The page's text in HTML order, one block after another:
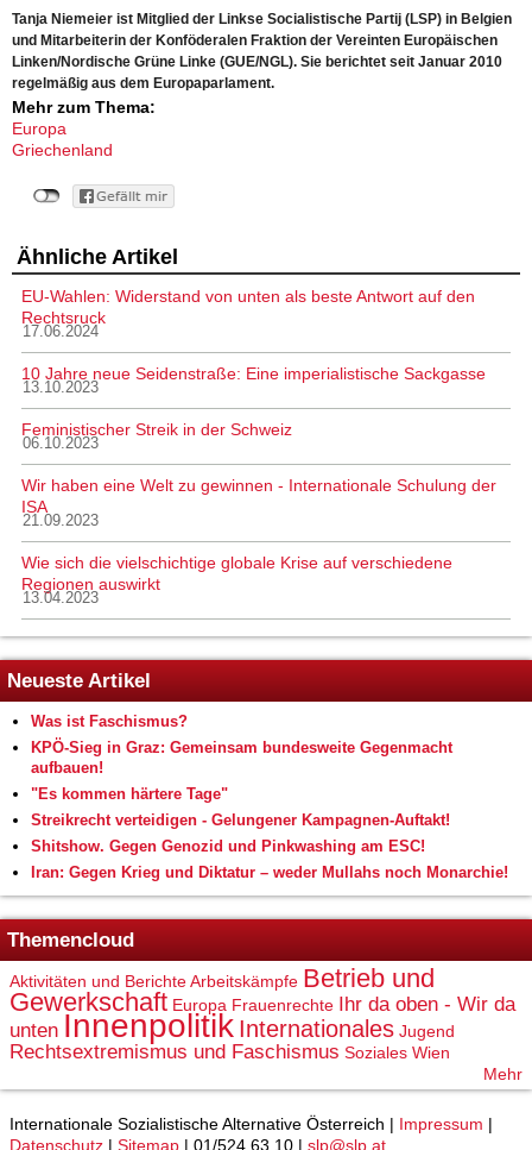
Tanja Niemeier ist Mitglied der Linkse Socialistische Partij (LSP) in Belgien
und Mitarbeiterin der Konföderalen Fraktion der Vereinten Europäischen
Linken/Nordische Grüne Linke (GUE/NGL). Sie berichtet seit Januar 2010
regelmäßig aus dem Europaparlament.
Mehr zum Thema:
Europa
Griechenland
Ähnliche Artikel
EU-Wahlen: Widerstand von unten als beste Antwort auf den
Rechtsruck
17.06.2024
10 Jahre neue Seidenstraße: Eine imperialistische Sackgasse
13.10.2023
Feministischer Streik in der Schweiz
06.10.2023
Wir haben eine Welt zu gewinnen - Internationale Schulung der
ISA
21.09.2023
Wie sich die vielschichtige globale Krise auf verschiedene
Regionen auswirkt
13.04.2023
Neueste Artikel
Was ist Faschismus?
KPÖ-Sieg in Graz: Gemeinsam bundesweite Gegenmacht
aufbauen!
"Es kommen härtere Tage"
Streikrecht verteidigen - Gelungener Kampagnen-Auftakt!
Shitshow. Gegen Genozid und Pinkwashing am ESC!
Iran: Gegen Krieg und Diktatur – weder Mullahs noch Monarchie!
Themencloud
Aktivitäten und BerichteArbeitskämpfe Betrieb und
Gewerkschaft Europa Frauenrechte
Ihr da oben - Wir da
unten Innenpolitik Internationales Jugend
Rechtsextremismus und Faschismus Soziales Wien
Mehr
Internationale Sozialistische Alternative Österreich | Impressum |
Datenschutz | Sitemap | 01/524 63 10 | slp@slp.at